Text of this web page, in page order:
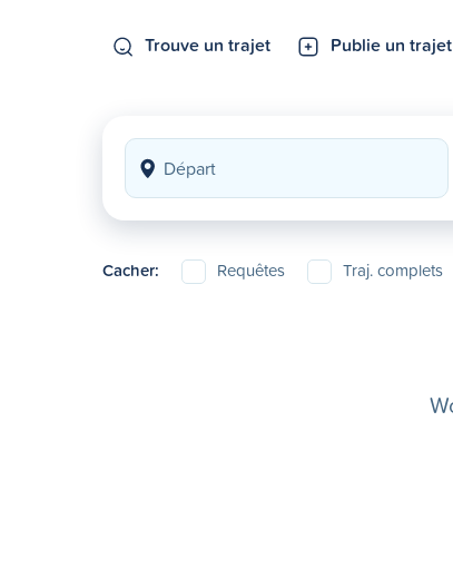
Trouve un trajet Publie un trajet
Cacher: Requêtes Traj. complets